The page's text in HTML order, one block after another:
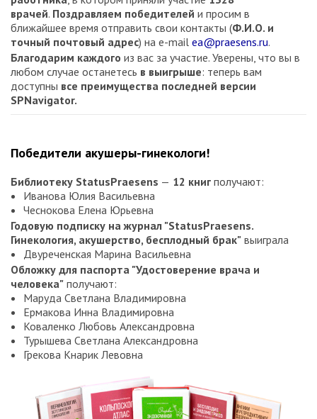
врачей. Поздравляем победителей и просим в
ближайшее время отправить свои контакты (Ф.И.О. и
точный почтовый адрес) на e-mail ea@praesens.ru.
Благодарим каждого из вас за участие. Уверены, что вы в
любом случае останетесь в выигрыше: теперь вам
доступны все преимущества последней версии
SPNavigator.
Победители акушеры-гинекологи!
Библиотеку StatusPraesens — 12 книг получают:
Иванова Юлия Васильевна
Чеснокова Елена Юрьевна
Годовую подписку на журнал "StatusPraesens.
Гинекология, акушерство, бесплодный брак" выиграла
Двуреченская Марина Васильевна
Обложку для паспорта "Удостоверение врача и
человека" получают:
Маруда Светлана Владимировна
Ермакова Инна Владимировна
Коваленко Любовь Александровна
Турышева Светлана Александровна
Грекова Кнарик Левовна